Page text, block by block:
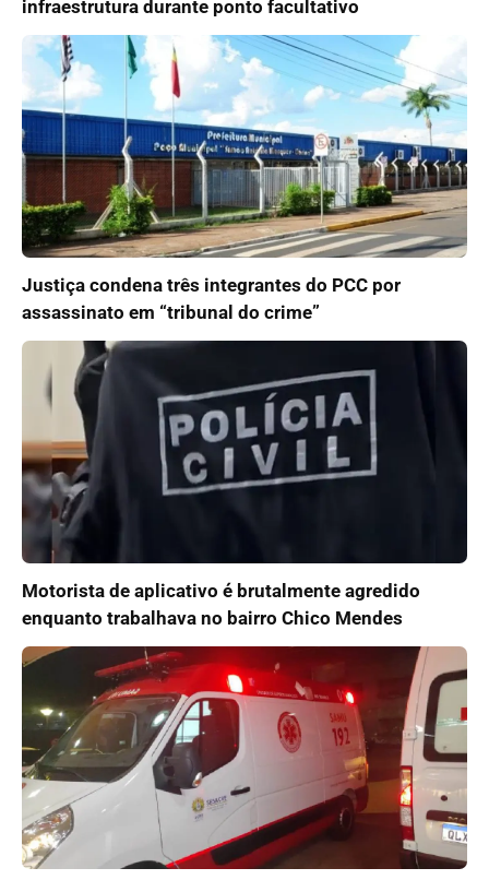
infraestrutura durante ponto facultativo
Justiça condena três integrantes do PCC por
assassinato em “tribunal do crime”
Motorista de aplicativo é brutalmente agredido
enquanto trabalhava no bairro Chico Mendes